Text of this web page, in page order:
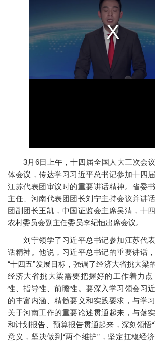
3月6日上午，十四届全国人大三次会议
体会议，传达学习习近平总书记参加十四
江苏代表团审议时的重要讲话精神。省委
主任、河南代表团团长刘宁主持会议并讲
团副团长王凯，中国证监会主席吴清，十
农村委员会副主任委员李纪恒出席会议。
刘宁领学了习近平总书记参加江苏代表
话精神。他说，习近平总书记的重要讲话
“十四五”发展目标，强调了经济大省挑大梁
经济大省挑大梁需要把握好的工作着力
性、指导性、前瞻性。要深入学习领会习
的丰富内涵、精髓要义和实践要求，与学
关于河南工作的重要论述贯通起来，与落
和计划报告、预算报告贯通起来，深刻领悟
意义，坚决做到“两个维护”，坚定扛稳经